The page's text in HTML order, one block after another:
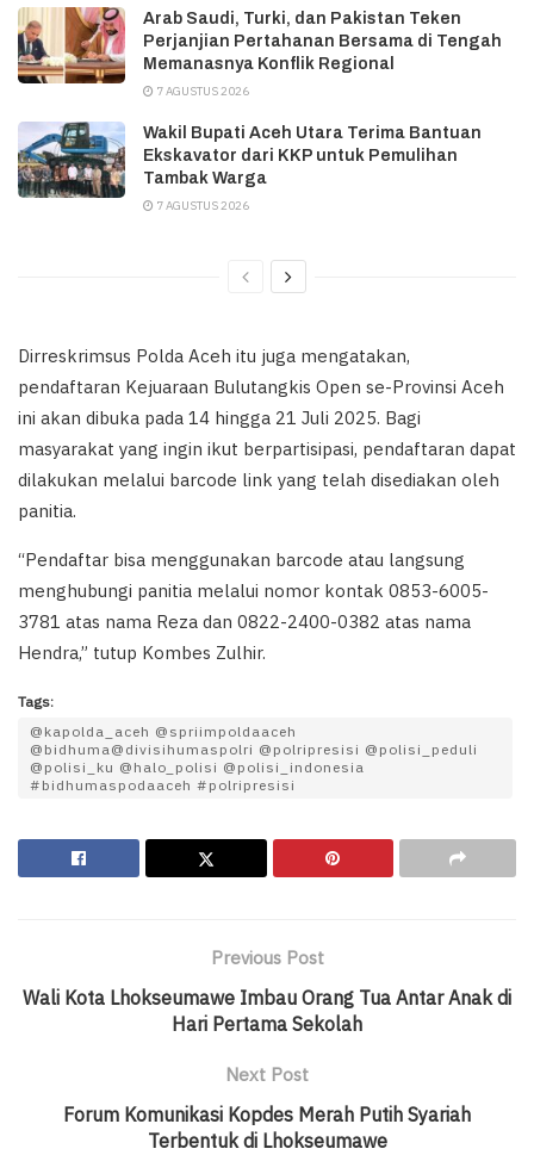
Arab Saudi, Turki, dan Pakistan Teken
Perjanjian Pertahanan Bersama di Tengah
Memanasnya Konflik Regional
7 AGUSTUS 2026
Wakil Bupati Aceh Utara Terima Bantuan
Ekskavator dari KKP untuk Pemulihan
Tambak Warga
7 AGUSTUS 2026
Dirreskrimsus Polda Aceh itu juga mengatakan,
pendaftaran Kejuaraan Bulutangkis Open se-Provinsi Aceh
ini akan dibuka pada 14 hingga 21 Juli 2025. Bagi
masyarakat yang ingin ikut berpartisipasi, pendaftaran dapat
dilakukan melalui barcode link yang telah disediakan oleh
panitia.
“Pendaftar bisa menggunakan barcode atau langsung
menghubungi panitia melalui nomor kontak 0853-6005-
3781 atas nama Reza dan 0822-2400-0382 atas nama
Hendra,” tutup Kombes Zulhir.
Tags:
@kapolda_aceh @spriimpoldaaceh
@bidhuma@divisihumaspolri @polripresisi @polisi_peduli
@polisi_ku @halo_polisi @polisi_indonesia
#bidhumaspodaaceh #polripresisi
Previous Post
Wali Kota Lhokseumawe Imbau Orang Tua Antar Anak di
Hari Pertama Sekolah
Next Post
Forum Komunikasi Kopdes Merah Putih Syariah
Terbentuk di Lhokseumawe